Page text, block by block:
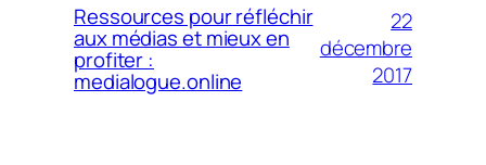
Ressources pour réfléchir
aux médias et mieux en
profiter :
medialogue.online
22
décembre
2017